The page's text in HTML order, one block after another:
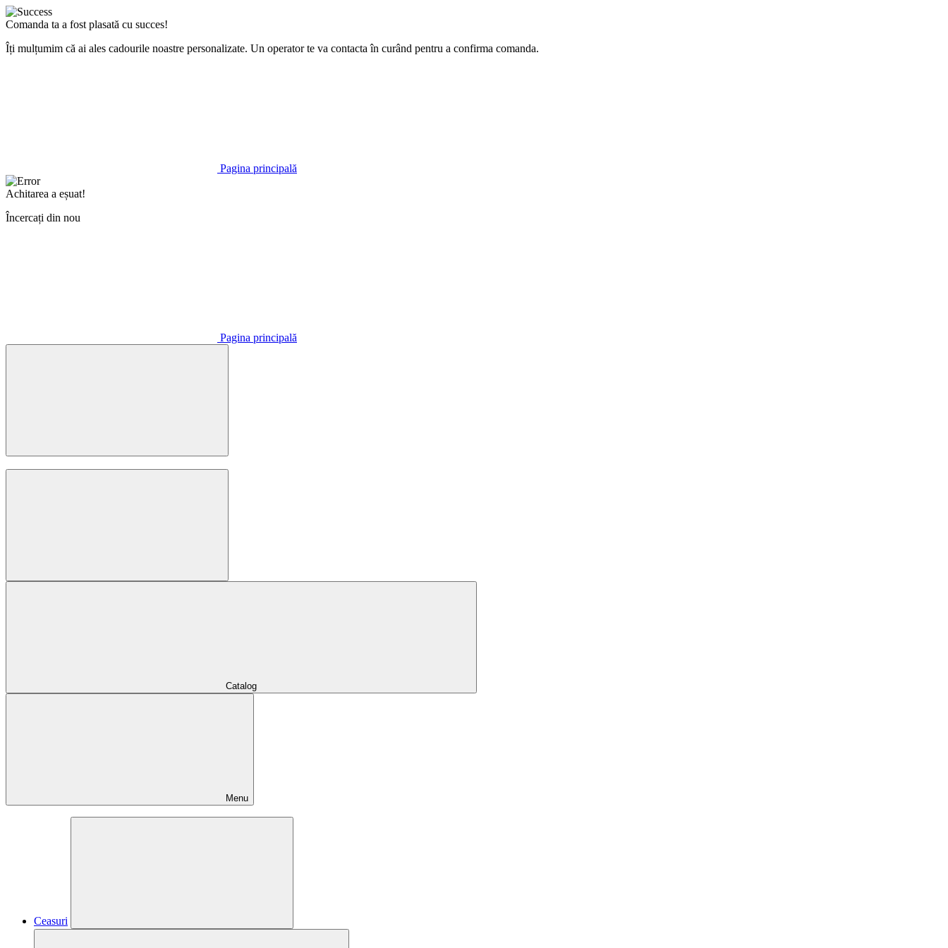
Comanda ta a fost plasată cu succes!
Îți mulțumim că ai ales cadourile noastre personalizate. Un operator te va contacta în curând pentru a confirma comanda.
Pagina principală
Achitarea a eșuat!
Încercați din nou
Pagina principală
Catalog
Menu
Ceasuri